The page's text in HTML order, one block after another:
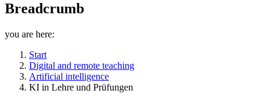
Breadcrumb
you are here:
Start
Digital and remote teaching
Artificial intelligence
KI in Lehre und Prüfungen